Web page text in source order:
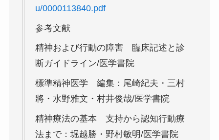
u/0000113840.pdf
参考文献
精神および行動の障害 臨床記述と診
断ガイドライン/医学書院
標準精神医学 編集：尾崎紀夫・三村
將・水野雅文・村井俊哉/医学書院
精神療法の基本 支持から認知行動療
法まで：堀越勝・野村敏明/医学書院